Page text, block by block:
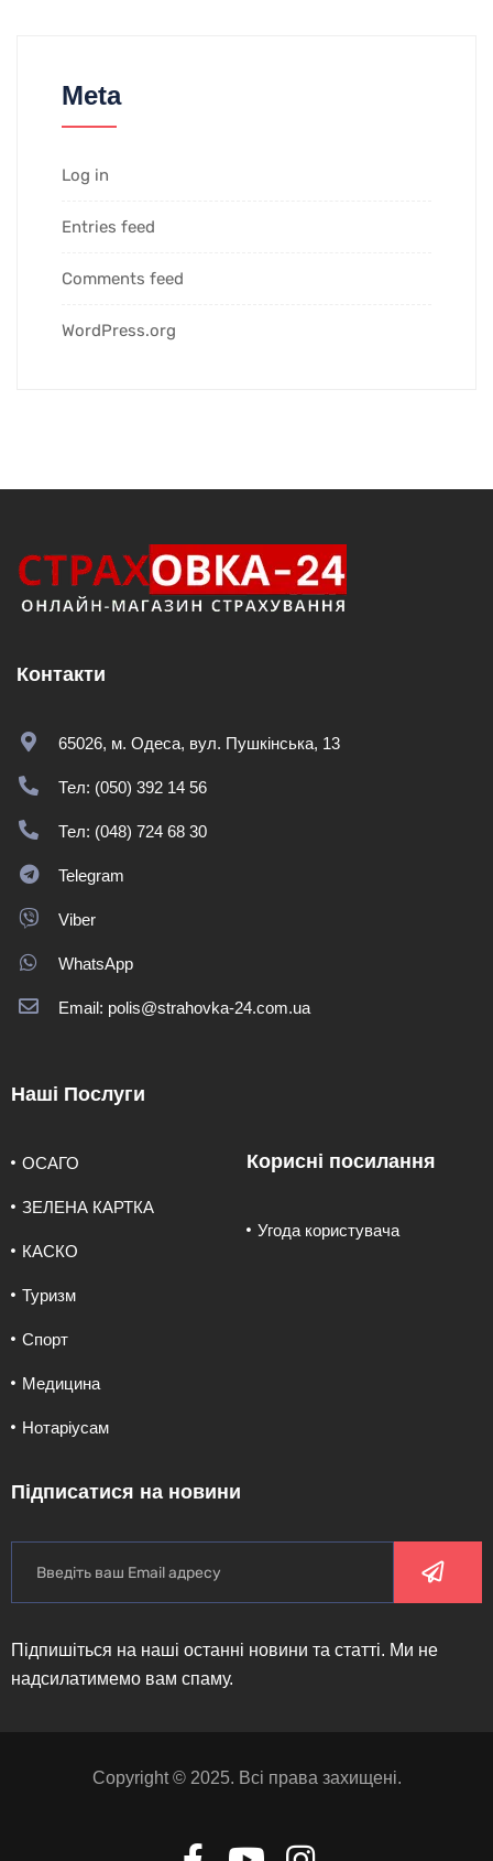
Meta
Log in
Entries feed
Comments feed
WordPress.org
Контакти
65026, м. Одеса, вул. Пушкінська, 13
Тел: (050) 392 14 56
Тел: (048) 724 68 30
Telegram
Viber
WhatsApp
Email: polis@strahovka-24.com.ua
Наші Послуги
ОСАГО
ЗЕЛЕНА КАРТКА
КАСКО
Туризм
Спорт
Медицина
Нотаріусам
Корисні посилання
Угода користувача
Підписатися на новини
Підпишіться на наші останні новини та статті. Ми не
надсилатимемо вам спаму.
Copyright © 2025. Всі права захищені.